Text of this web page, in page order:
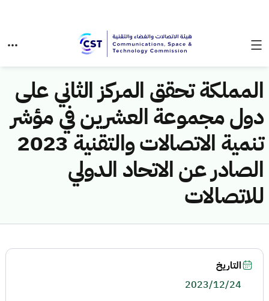
المملكة تحقق المركز الثاني على
دول مجموعة العشرين في مؤشر
تنمية الاتصالات والتقنية 2023
الصادر عن الاتحاد الدولي
للاتصالات
التاريخ
2023/12/24